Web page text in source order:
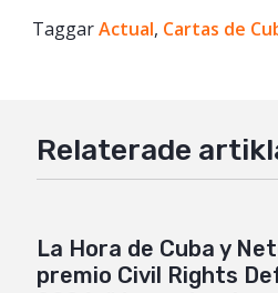
Facebook
Mail
TaggarActual, Cartas de
Relaterade
La Hora de Cuba y
premio Civil Rights